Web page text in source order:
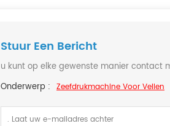
Stuur Een Bericht
u kunt op elke gewenste manier contact
Onderwerp : Zeefdrukmachine Voor Vellen